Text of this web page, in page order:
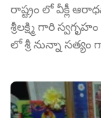
రాష్ట్రం లో వీక్లీ
శ్రీలక్ష్మి గారి
లో శ్రీ నున్నా సత్యం